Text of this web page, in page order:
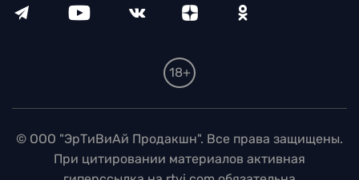
18+
© ООО "ЭрТиВиАй Продакшн". Все права защищены.
При цитировании материалов активная